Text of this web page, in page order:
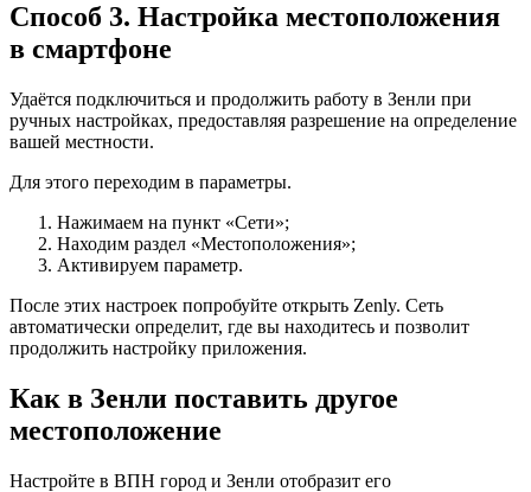
Способ 3. Настройка местоположения
в смартфоне
Удаётся подключиться и продолжить работу в Зенли при
ручных настройках, предоставляя разрешение на определение
вашей местности.
Для этого переходим в параметры.
Нажимаем на пункт «Сети»;
Находим раздел «Местоположения»;
Активируем параметр.
После этих настроек попробуйте открыть Zenly. Сеть
автоматически определит, где вы находитесь и позволит
продолжить настройку приложения.
Как в Зенли поставить другое
местоположение
Настройте в ВПН город и Зенли отобразит его